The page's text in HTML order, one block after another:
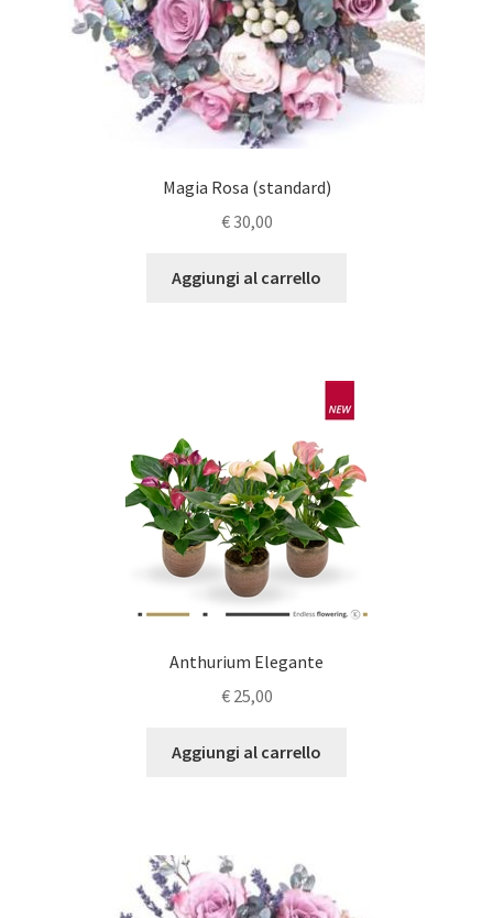
Magia Rosa (standard)
€30,00
Aggiungi al carrello
Anthurium Elegante
€25,00
Aggiungi al carrello